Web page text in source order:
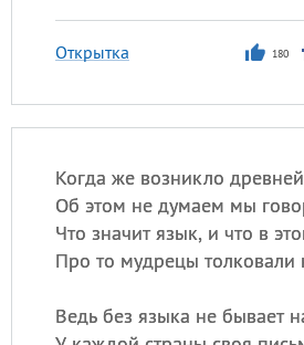
Открытка 180
Когда же возникло
Об этом не думаем мы
Что значит язык, и что в
Про то мудрецы толковали
Ведь без языка не бывает